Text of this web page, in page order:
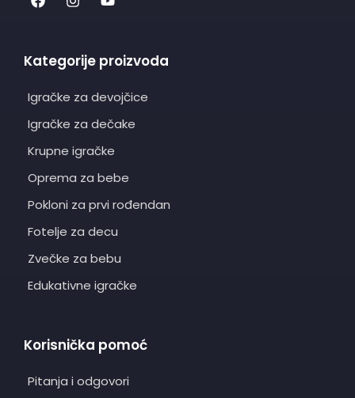
Kategorije proizvoda
Igračke za devojčice
Igračke za dečake
Krupne igračke
Oprema za bebe
Pokloni za prvi rođendan
Fotelje za decu
Zvečke za bebu
Edukativne igračke
Korisnička pomoć
Pitanja i odgovori